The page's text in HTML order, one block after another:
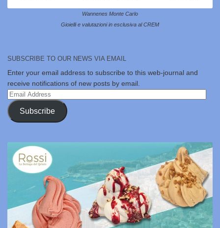
Wannenes Monte Carlo
Gioielli e valutazioni in esclusiva al CREM
SUBSCRIBE TO OUR NEWS VIA EMAIL
Enter your email address to subscribe to this web-journal and
receive notifications of new posts by email.
Email
Address
Subscribe